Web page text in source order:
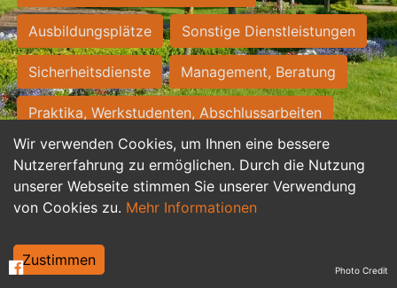
Wir verwenden Cookies, um Ihnen eine bessere
Nutzererfahrung zu ermöglichen. Durch die Nutzung
unserer Webseite stimmen Sie unserer Verwendung
von Cookies zu. Mehr Informationen
Zustimmen
Ausbildungsplätze Sonstige Dienstleistungen
Sicherheitsdienste Management, Beratung
Praktika, Werkstudenten, Abschlussarbeiten
Personalwesen Assistenz, Sekretariat
Hilfskräfte, Aushilfs- und Nebenjobs
Weiterbildung, Studium, duale Ausbildung Photo Credit